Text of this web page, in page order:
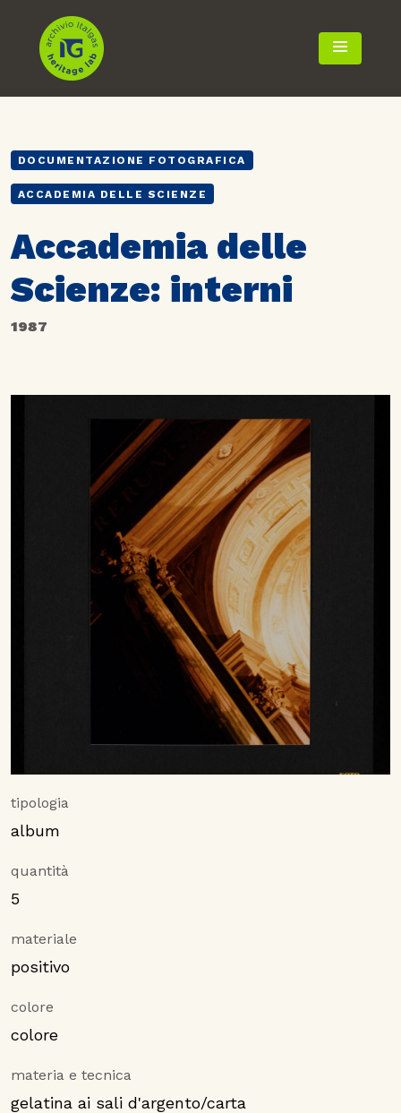
DOCUMENTAZIONE FOTOGRAFICA
ACCADEMIA DELLE SCIENZE
Accademia delle
Scienze: interni
1987
tipologia
album
quantità
5
materiale
positivo
colore
colore
materia e tecnica
gelatina ai sali d'argento/carta